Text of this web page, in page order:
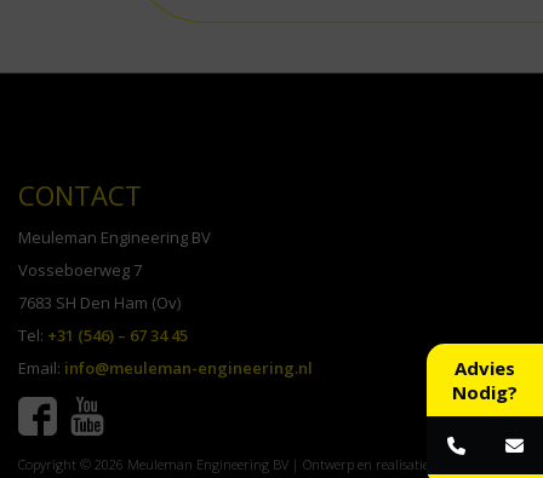
Advies
Nodig?
CONTACT
Meuleman Engineering BV
Vosseboerweg 7
7683 SH Den Ham (Ov)
Tel: +31 (546) – 67 34 45
Email: info@meuleman-engineering.nl
Copyright © 2026 Meuleman Engineering BV | Ontwerp en realisatie